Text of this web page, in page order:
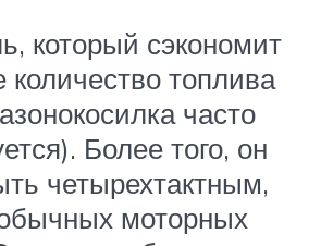
который сэкономит
количество топлива
часто
Более того, он
четырехтактным,
моторных